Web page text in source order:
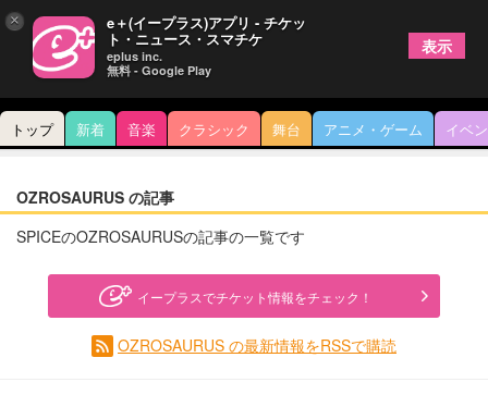
トップ 新着 音楽 クラシック 舞台 アニメ・ゲーム イベ
OZROSAURUS の記事
SPICEのOZROSAURUSの記事の一覧です
イープラスでチケット情報をチェック！
OZROSAURUS の最新情報をRSSで購読
× e＋(イープラス)アプリ - チケッ
ト・ニュース・スマチケ
eplus inc.
無料 - Google Play
表示